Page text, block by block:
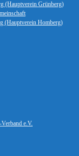
(Hauptverein Grünberg)
(Hauptverein Homberg)
e.V.